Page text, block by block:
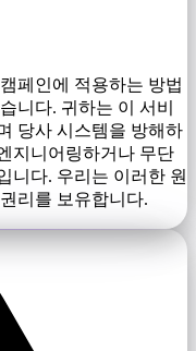
페인에 적용하는 방법
니다. 귀하는 이 서비
당사 시스템을 방해하
지니어링하거나 무단
니다. 우리는 이러한 원
리를 보유합니다.